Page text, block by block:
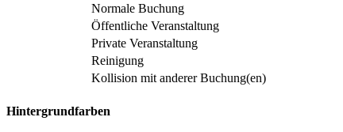
Normale Buchung
Öffentliche Veranstaltung
Private Veranstaltung
Reinigung
Kollision mit anderer Buchung(en)
Hintergrundfarben